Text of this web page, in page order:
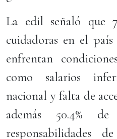
La edil señaló que
cuidadoras en el país
enfrentan
como salarios
nacional y falta de
además 50.4%
responsabilidades